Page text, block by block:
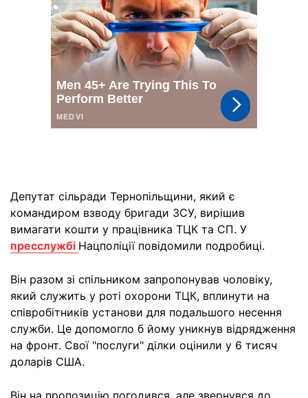
Депутат сільради Тернопільщини, який є
командиром взводу бригади ЗСУ, вирішив
вимагати кошти у працівника ТЦК та СП. У
пресслужбі Нацполіції повідомили подробиці.
Він разом зі спільником запропонував чоловіку,
який служить у роті охорони ТЦК, вплинути на
співробітників установи для подальшого несення
служби. Це допомогло б йому уникнув відрядження
на фронт. Свої "послуги" ділки оцінили у 6 тисяч
доларів США.
Він на пропозицію погодився, але звернувся до